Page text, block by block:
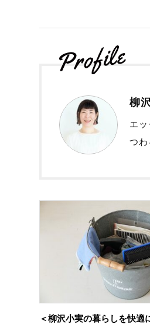
柳
エ
つ
＜柳沢小実の暮らしを快適